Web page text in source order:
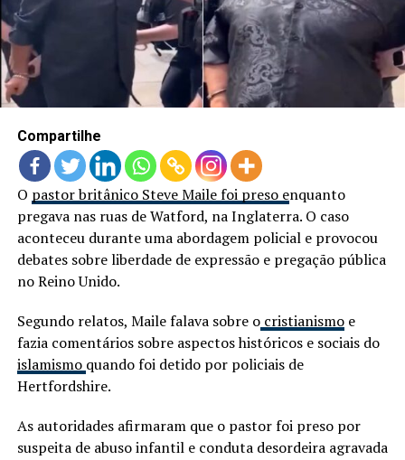
Compartilhe
O pastor britânico Steve Maile foi preso enquanto
pregava nas ruas de Watford, na Inglaterra. O caso
aconteceu durante uma abordagem policial e provocou
debates sobre liberdade de expressão e pregação pública
no Reino Unido.
Segundo relatos, Maile falava sobre ocristianismoe
fazia comentários sobre aspectos históricos e sociais do
islamismo quando foi detido por policiais de
Hertfordshire.
As autoridades afirmaram que o pastor foi preso por
suspeita de abuso infantil e conduta desordeira agravada